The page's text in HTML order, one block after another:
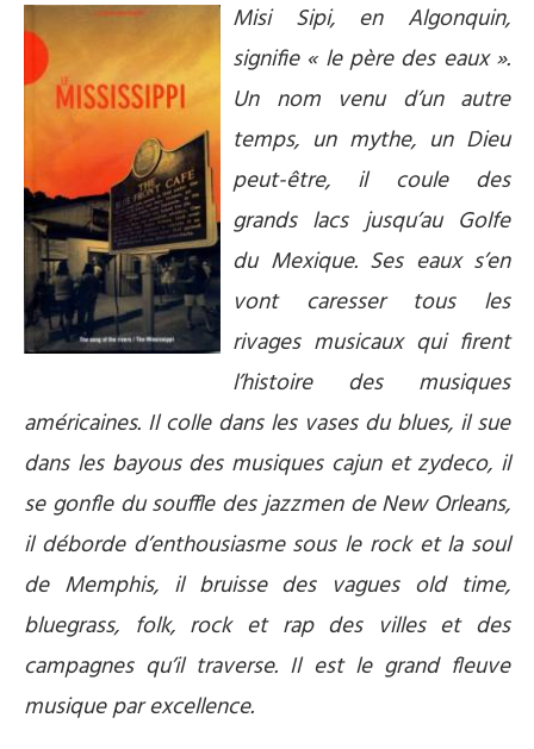
Misi Sipi, en Algonquin,
signifie « le père des eaux ».
Un nom venu d’un autre
temps, un mythe, un Dieu
peut-être, il coule des
grands lacs jusqu’au Golfe
du Mexique. Ses eaux s’en
vont caresser tous les
rivages musicaux qui firent
l’histoire des musiques
américaines. Il colle dans les vases du blues, il sue
dans les bayous des musiques cajun et zydeco, il
se gonfle du souffle des jazzmen de New Orleans,
il déborde d’enthousiasme sous le rock et la soul
de Memphis, il bruisse des vagues old time,
bluegrass, folk, rock et rap des villes et des
campagnes qu’il traverse. Il est le grand fleuve
musique par excellence.